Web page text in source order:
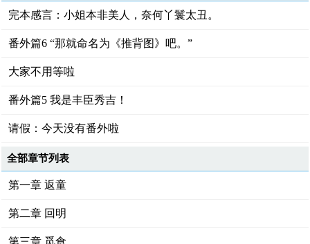
完本感言：小姐本非美人，奈何丫鬟太丑。
番外篇6 “那就命名为《推背图》吧。”
大家不用等啦
番外篇5 我是丰臣秀吉！
请假：今天没有番外啦
全部章节列表
第一章 返童
第二章 回明
第三章 觅食